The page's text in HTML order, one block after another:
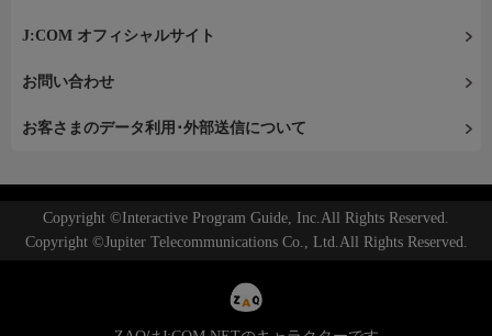
J:COM オフィシャルサイト
お問い合わせ
お客さまのデータ利用･外部送信について
Copyright ©Interactive Program Guide, Inc.All Rights Reserved.
Copyright ©Jupiter Telecommunications Co., Ltd.All Rights Reserved.